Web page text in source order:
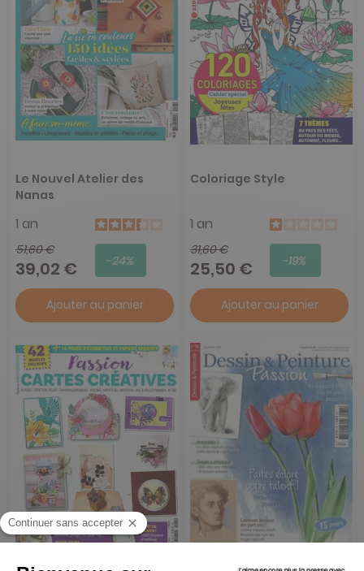
Le Nouvel Atelier des
Nanas
1 an
51,60 €
39,02 € -24%
Ajouter au panier
Coloriage Style
1 an
31,60 €
25,50 € -19%
Ajouter au panier